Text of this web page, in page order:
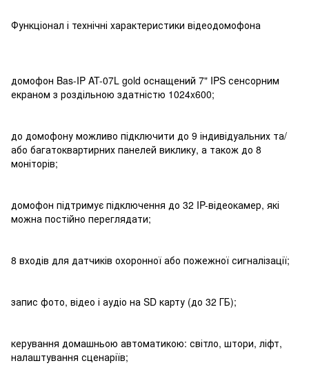
Функціонал і технічні характеристики відеодомофона
домофон Bas-IP AT-07L gold оснащений 7" IPS сенсорним
екраном з роздільною здатністю 1024x600;
до домофону можливо підключити до 9 індивідуальних та/
або багатоквартирних панелей виклику, а також до 8
моніторів;
домофон підтримує підключення до 32 IP-відеокамер, які
можна постійно переглядати;
8 входів для датчиків охоронної або пожежної сигналізації;
запис фото, відео і аудіо на SD карту (до 32 ГБ);
керування домашньою автоматикою: світло, штори, ліфт,
налаштування сценаріїв;